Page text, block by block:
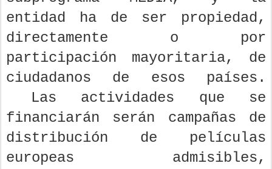
entidad ha de ser propiedad,
directamente o por
participación mayoritaria, de
ciudadanos de esos países.
Las actividades que se
financiarán serán campañas de
distribución de películas
europeas admisibles,